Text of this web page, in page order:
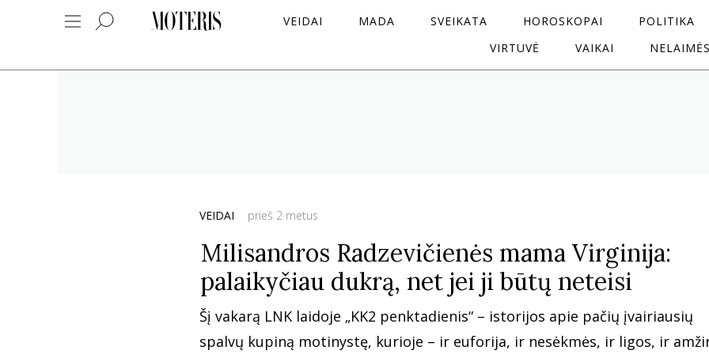
VEIDAI MADA SVEIKATA HOROSKOPAI
POLITIKA
VIRTUVĖ
VAIKAI
VEIDAI prieš 2 metus
Milisandros Radzevičienės mama Virginija:
palaikyčiau dukrą, net jei ji būtų neteisi
Šį vakarą LNK laidoje „KK2 penktadienis“ – istorijos apie pačių įvairiausių
spalvų kupiną motinystę, kurioje – ir euforija, ir nesėkmės, ir ligos, ir